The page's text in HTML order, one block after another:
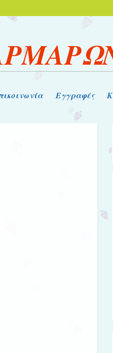
Εγγραφές